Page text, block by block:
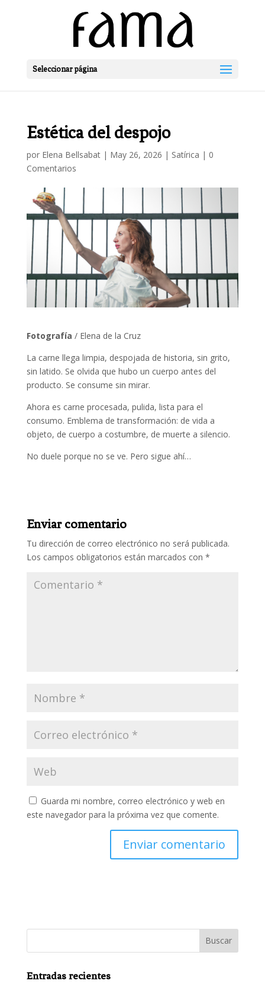
Seleccionar página
Estética del despojo
por Elena Bellsabat| May 26, 2026 | Satírica | 0
Comentarios
Fotografía / Elena de la Cruz
La carne llega limpia, despojada de historia, sin grito,
sin latido. Se olvida que hubo un cuerpo antes del
producto. Se consume sin mirar.
Ahora es carne procesada, pulida, lista para el
consumo. Emblema de transformación: de vida a
objeto, de cuerpo a costumbre, de muerte a silencio.
No duele porque no se ve. Pero sigue ahí…
Enviar comentario
Tu dirección de correo electrónico no será publicada.
Los campos obligatorios están marcados con *
Guarda mi nombre, correo electrónico y web en
este navegador para la próxima vez que comente.
Entradas recientes